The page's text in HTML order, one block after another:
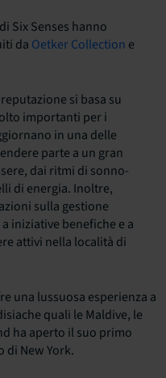
Six Senses hanno
da Oetker Collection e
si basa su
importanti per i
in una delle
parte a un gran
dai ritmi di sonno-
di energia. Inoltre,
sulla gestione
iniziative benefiche e a
attivi nella località di
una lussuosa esperienza a
quali le Maldive, le
ha aperto il suo primo
New York.